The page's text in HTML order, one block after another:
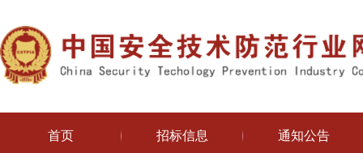
首页 招标信息 通知公告